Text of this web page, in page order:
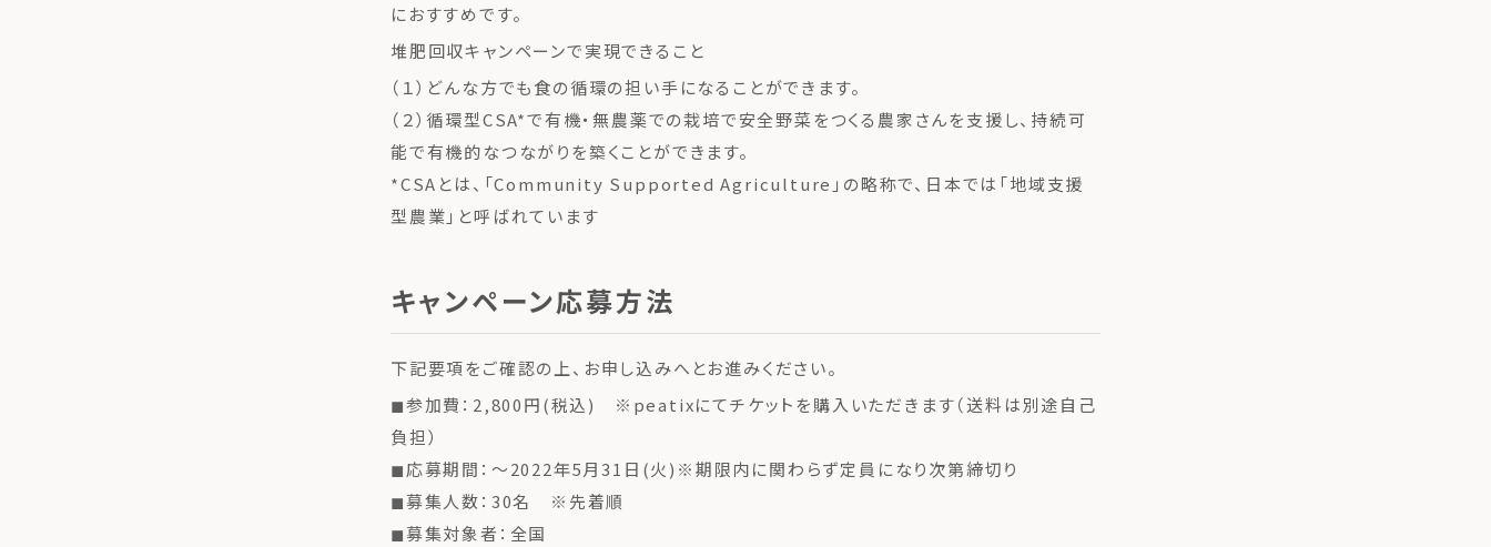
におすすめです。
堆肥回収キャンペーンで実現できること
（１）どんな方でも食の循環の担い手になることができます。
（２）循環型CSA*で有機・無農薬での栽培で安全野菜をつくる農家さんを支援し、持続可
能で有機的なつながりを築くことができます。
*CSAとは、「Community Supported Agriculture」の略称で、日本では「地域支援
型農業」と呼ばれています
キャンペーン応募方法
下記要項をご確認の上、お申し込みへとお進みください。
◼︎参加費：2,800円(税込) ※peatixにてチケットを購入いただきます（送料は別途自己
負担）
◼︎応募期間：〜2022年5月31日(火)※期限内に関わらず定員になり次第締切り
◼︎募集人数：30名 ※先着順
◼︎募集対象者：全国